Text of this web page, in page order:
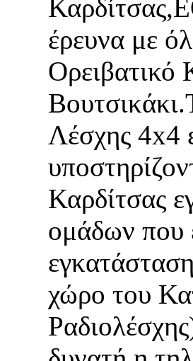
έρευνα με
Ορειβατικό
Λέσχης 4x4
Καρδίτσας
ομάδων που
χώρο του